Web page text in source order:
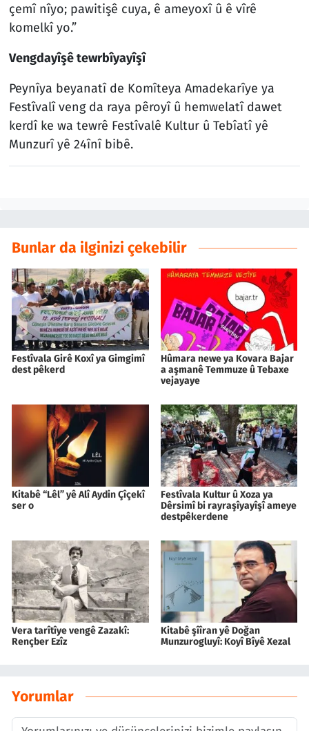
çemî nîyo; pawitişê cuya, ê ameyoxî û ê vîrê
komelkî yo.”
Vengdayîşê tewrbîyayîşî
Peynîya beyanatî de Komîteya Amadekarîye ya
Festîvalî veng da raya pêroyî û hemwelatî dawet
kerdî ke wa tewrê Festîvalê Kultur û Tebîatî yê
Munzurî yê 24înî bibê.
Bunlar da ilginizi çekebilir
Festîvala Girê Koxî ya Gimgimî
dest pêkerd
Hûmara newe ya Kovara Bajar
a aşmanê Temmuze û Tebaxe
vejayaye
Kitabê “Lêl” yê Alî Aydin Çîçekî
ser o
Festîvala Kultur û Xoza ya
Dêrsimî bi rayraşîyayîşî ameye
destpêkerdene
Vera tarîtîye vengê Zazakî:
Rençber Ezîz
Kitabê şîîran yê Doğan
Munzurogluyî: Koyî Bîyê Xezal
Yorumlar